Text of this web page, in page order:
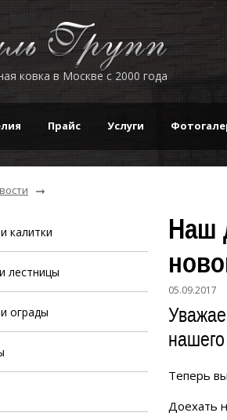
ковка в Москве с 2000 года
Прайс Услуги
калитки
лестницы
ограды
Наш
05.09.2017
Теперь
Доехать